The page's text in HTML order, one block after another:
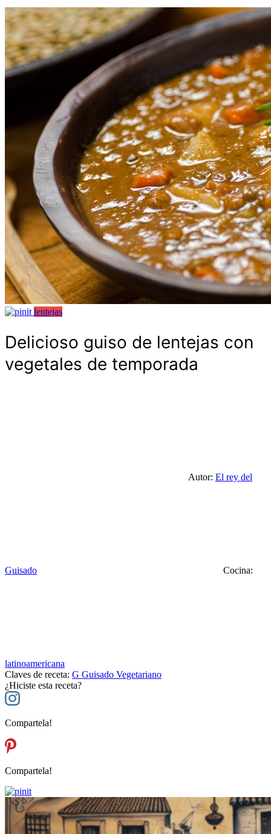
lentejas
Delicioso guiso de lentejas con
vegetales de temporada
Autor: El rey del
Guisado Cocina:
latinoamericana
Claves de receta: G Guisado Vegetariano
¿Hiciste esta receta?
Compartela!
Compartela!